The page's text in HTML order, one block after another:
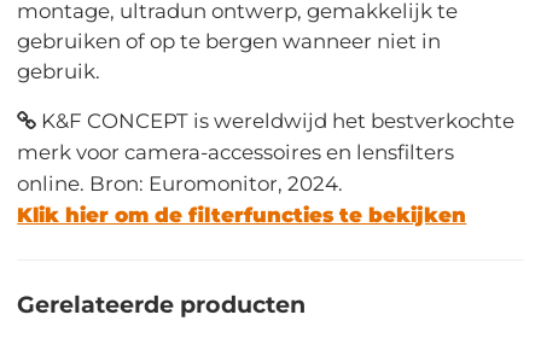
montage, ultradun ontwerp, gemakkelijk te
gebruiken of op te bergen wanneer niet in
gebruik.
K&F CONCEPT is wereldwijd het bestverkochte
merk voor camera-accessoires en lensfilters
online. Bron: Euromonitor, 2024.
Klik hier om de filterfuncties te bekijken
Gerelateerde producten